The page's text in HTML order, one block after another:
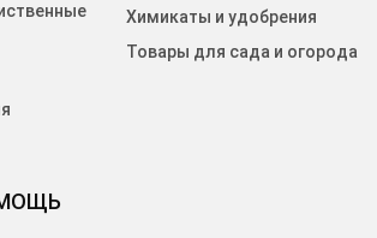
Химикаты и удобрения
Товары для сада и огорода